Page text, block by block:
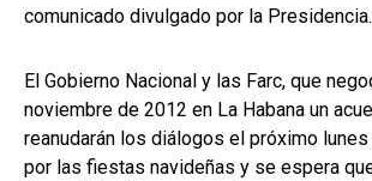
comunicado divulgado por la Presidencia.
El Gobierno Nacional y las Farc, que
noviembre de 2012 en La Habana un
reanudarán los diálogos el próximo
por las fiestas navideñas y se espera